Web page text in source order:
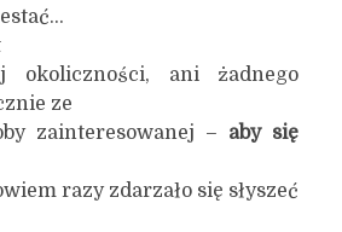
okoliczności, ani żadnego
ze
zainteresowanej – aby się
razy zdarzało się słyszeć